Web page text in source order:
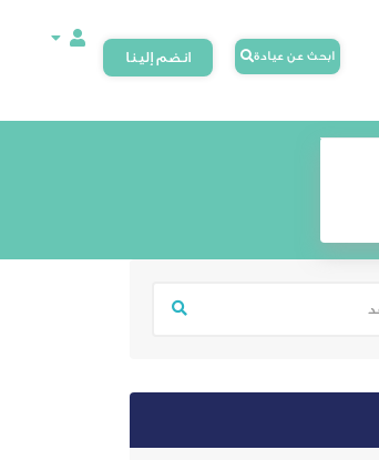
ابحث عن عيادة
انضم إلينا